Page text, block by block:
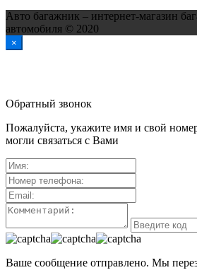
Авто багажник – интернет-магазин
автомобиля © 2020
×
Обратный звонок
Пожалуйста, укажите имя и свой
могли связаться с Вами
Ваше сообщение отправлено. Мы